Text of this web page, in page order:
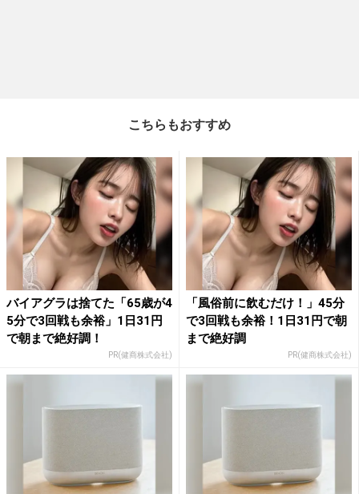
こちらもおすすめ
バイアグラは捨てた「65歳が4
5分で3回戦も余裕」1日31円
で朝まで絶好調！
PR(健商株式会社)
「風俗前に飲むだけ！」45分
で3回戦も余裕！1日31円で朝
まで絶好調
PR(健商株式会社)